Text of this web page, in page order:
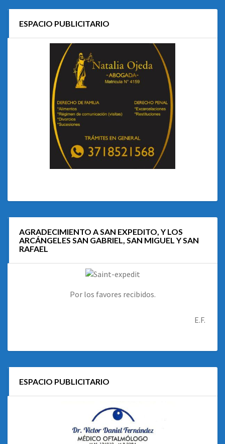
ESPACIO PUBLICITARIO
AGRADECIMIENTO A SAN EXPEDITO, Y LOS
ARCÁNGELES SAN GABRIEL, SAN MIGUEL Y SAN
RAFAEL
Por los favores recibidos.
E.F.
ESPACIO PUBLICITARIO